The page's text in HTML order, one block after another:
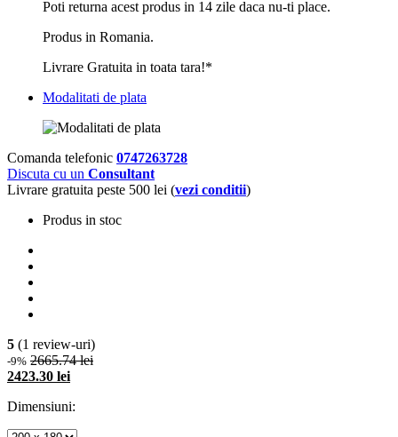
Poti returna acest produs in 14 zile daca nu-ti place.
Produs in Romania.
Livrare Gratuita in toata tara!*
Modalitati de plata
Comanda telefonic 0747263728
Discuta cu un Consultant
Livrare gratuita peste 500 lei (vezi conditii)
Produs in stoc
5 (1 review-uri)
-9% 2665.74 lei
2423.30 lei
Dimensiuni: